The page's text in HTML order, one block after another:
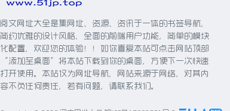
阅文网址大全是集网址、资源、资讯于一体的书签导航，
简约优雅的设计风格，全面的前端用户功能，简单的模块
化配置，欢迎您的体验！！如你喜爱本站可点击网站顶部
“添加至桌面”将本站下载到你的桌面，方便下一次快速
打开使用。本站仅为网址导航，网站来源于网络，对其内
容不负任何责任，若有问题，请联系我们。